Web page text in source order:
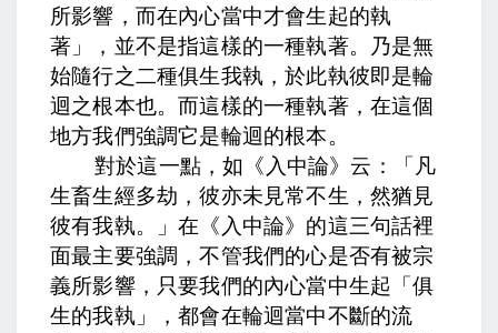
所影響，而在內心當中才會生起的執
著」，並不是指這樣的一種執著。
乃是無
始隨行之二種俱生我執，於此執彼即是輪
迴之根本也。而這樣的一種執著，在這個
地方我們強調它是輪迴的根本。
對於這一點，如《入中論》云：「凡
生畜生經多劫，彼亦未見常不生，然猶見
彼有我執。」在《入中論》的這三句話裡
面最主要強調，不管我們的心是否有被宗
義所影響，只要我們的內心當中生起「俱
生的我執」，都會在輪迴當中不斷的流